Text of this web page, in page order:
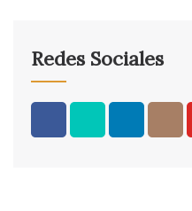
Redes Sociales